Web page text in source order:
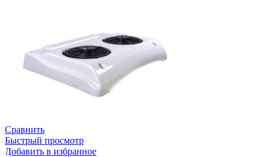
Сравнить
Быстрый просмотр
Добавить в избранное